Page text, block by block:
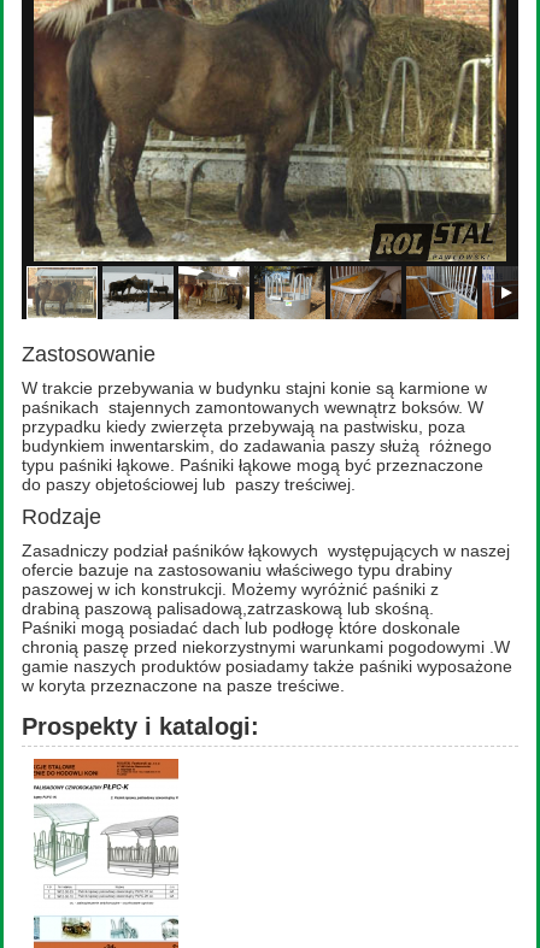
Zastosowanie
W trakcie przebywania w budynku stajni konie są karmione w
paśnikach stajennych zamontowanych wewnątrz boksów. W
przypadku kiedy zwierzęta przebywają na pastwisku, poza
budynkiem inwentarskim, do zadawania paszy służą różnego
typu paśniki łąkowe. Paśniki łąkowe mogą być przeznaczone
do paszy objetościowej lub paszy treściwej.
Rodzaje
Zasadniczy podział paśników łąkowych występujących w naszej
ofercie bazuje na zastosowaniu właściwego typu drabiny
paszowej w ich konstrukcji. Możemy wyróżnić paśniki z
drabiną paszową palisadową,zatrzaskową lub skośną.
Paśniki mogą posiadać dach lub podłogę które doskonale
chronią paszę przed niekorzystnymi warunkami pogodowymi .W
gamie naszych produktów posiadamy także paśniki wyposażone
w koryta przeznaczone na pasze treściwe.
Prospekty i katalogi: